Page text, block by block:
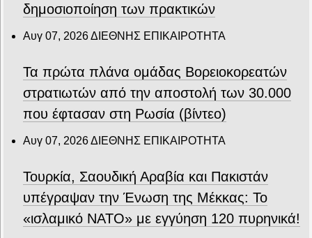
δημοσιοποίηση των πρακτικών
Αυγ 07, 2026ΔΙΕΘΝΗΣ ΕΠΙΚΑΙΡΟΤΗΤΑ
Τα πρώτα πλάνα ομάδας Βορειοκορεατών
στρατιωτών από την αποστολή των 30.000
που έφτασαν στη Ρωσία (βίντεο)
Αυγ 07, 2026ΔΙΕΘΝΗΣ ΕΠΙΚΑΙΡΟΤΗΤΑ
Τουρκία, Σαουδική Αραβία και Πακιστάν
υπέγραψαν την Ένωση της Μέκκας: Το
«ισλαμικό ΝΑΤΟ» με εγγύηση 120 πυρηνικά!